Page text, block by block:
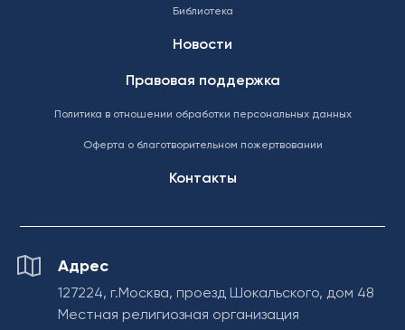
Библиотека
Новости
Правовая поддержка
Политика в отношении обработки персональных данных
Оферта о благотворительном пожертвовании
Контакты
Адрес
127224, г.Москва, проезд Шокальского, дом 48
Местная религиозная организация